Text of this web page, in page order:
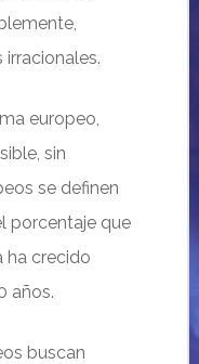
irracionales.
europeo,
sin
se definen
porcentaje que
ha crecido
años.
buscan